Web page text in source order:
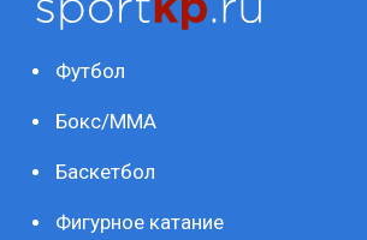
Футбол
Бокс/ММА
Баскетбол
Фигурное катание